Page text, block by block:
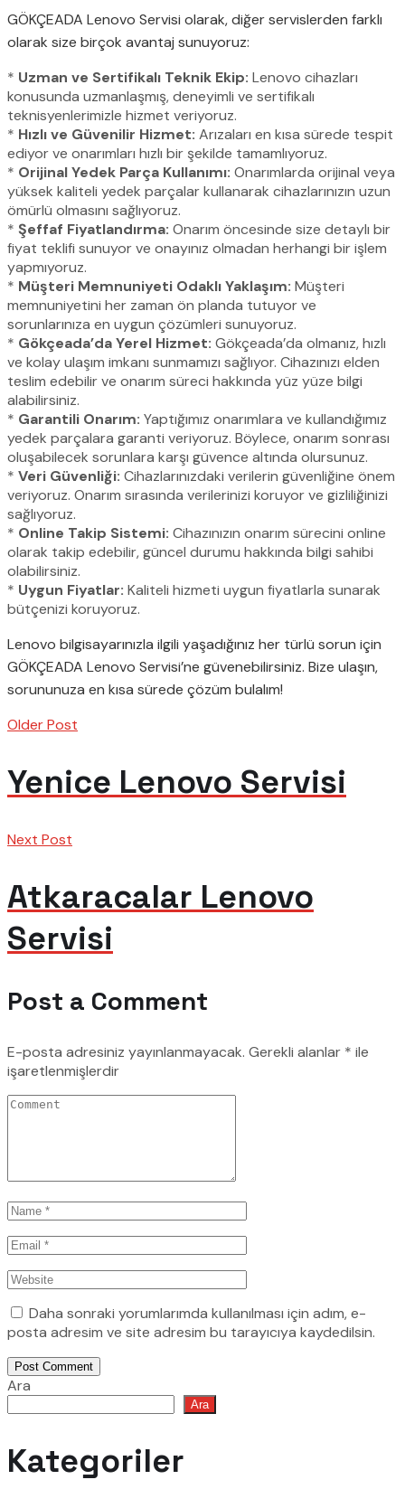
GÖKÇEADA Lenovo Servisi olarak, diğer servislerden farklı
olarak size birçok avantaj sunuyoruz:
* Uzman ve Sertifikalı Teknik Ekip: Lenovo cihazları
konusunda uzmanlaşmış, deneyimli ve sertifikalı
teknisyenlerimizle hizmet veriyoruz.
* Hızlı ve Güvenilir Hizmet: Arızaları en kısa sürede tespit
ediyor ve onarımları hızlı bir şekilde tamamlıyoruz.
* Orijinal Yedek Parça Kullanımı: Onarımlarda orijinal veya
yüksek kaliteli yedek parçalar kullanarak cihazlarınızın uzun
ömürlü olmasını sağlıyoruz.
* Şeffaf Fiyatlandırma: Onarım öncesinde size detaylı bir
fiyat teklifi sunuyor ve onayınız olmadan herhangi bir işlem
yapmıyoruz.
* Müşteri Memnuniyeti Odaklı Yaklaşım: Müşteri
memnuniyetini her zaman ön planda tutuyor ve
sorunlarınıza en uygun çözümleri sunuyoruz.
* Gökçeada’da Yerel Hizmet: Gökçeada’da olmanız, hızlı
ve kolay ulaşım imkanı sunmamızı sağlıyor. Cihazınızı elden
teslim edebilir ve onarım süreci hakkında yüz yüze bilgi
alabilirsiniz.
* Garantili Onarım: Yaptığımız onarımlara ve kullandığımız
yedek parçalara garanti veriyoruz. Böylece, onarım sonrası
oluşabilecek sorunlara karşı güvence altında olursunuz.
* Veri Güvenliği: Cihazlarınızdaki verilerin güvenliğine önem
veriyoruz. Onarım sırasında verilerinizi koruyor ve gizliliğinizi
sağlıyoruz.
* Online Takip Sistemi: Cihazınızın onarım sürecini online
olarak takip edebilir, güncel durumu hakkında bilgi sahibi
olabilirsiniz.
* Uygun Fiyatlar: Kaliteli hizmeti uygun fiyatlarla sunarak
bütçenizi koruyoruz.
Lenovo bilgisayarınızla ilgili yaşadığınız her türlü sorun için
GÖKÇEADA Lenovo Servisi’ne güvenebilirsiniz. Bize ulaşın,
sorununuza en kısa sürede çözüm bulalım!
Older Post
Yenice Lenovo Servisi
Next Post
Atkaracalar Lenovo
Servisi
Post a Comment
E-posta adresiniz yayınlanmayacak. Gerekli alanlar * ile
işaretlenmişlerdir
Daha sonraki yorumlarımda kullanılması için adım, e-
posta adresim ve site adresim bu tarayıcıya kaydedilsin.
Post Comment
Ara
Ara
Kategoriler